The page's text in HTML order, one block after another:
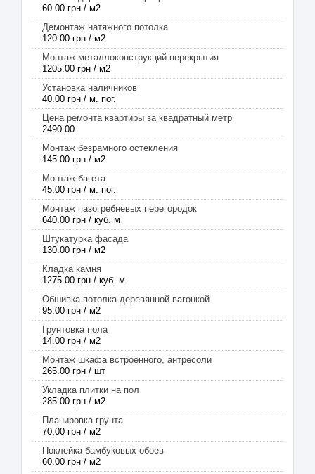
60.00 грн / м2
Демонтаж натяжного потолка
120.00 грн / м2
Монтаж металлоконструкций перекрытия
1205.00 грн / м2
Установка наличников
40.00 грн / м. пог.
Цена ремонта квартиры за квадратный метр
2490.00
Монтаж безрамного остекления
145.00 грн / м2
Монтаж багета
45.00 грн / м. пог.
Монтаж пазогребневых перегородок
640.00 грн / куб. м
Штукатурка фасада
130.00 грн / м2
Кладка камня
1275.00 грн / куб. м
Обшивка потолка деревянной вагонкой
95.00 грн / м2
Грунтовка пола
14.00 грн / м2
Монтаж шкафа встроенного, антресоли
265.00 грн / шт
Укладка плитки на пол
285.00 грн / м2
Планировка грунта
70.00 грн / м2
Поклейка бамбуковых обоев
60.00 грн / м2